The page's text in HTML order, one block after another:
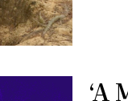
‘A